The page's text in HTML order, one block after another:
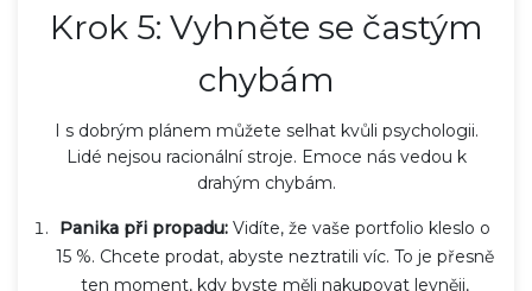
Krok 5: Vyhněte se častým
chybám
I s dobrým plánem můžete selhat kvůli psychologii.
Lidé nejsou racionální stroje. Emoce nás vedou k
drahým chybám.
Panika při propadu: Vidíte, že vaše portfolio kleslo o
15 %. Chcete prodat, abyste neztratili víc. To je přesně
ten moment, kdy byste měli nakupovat levněji,